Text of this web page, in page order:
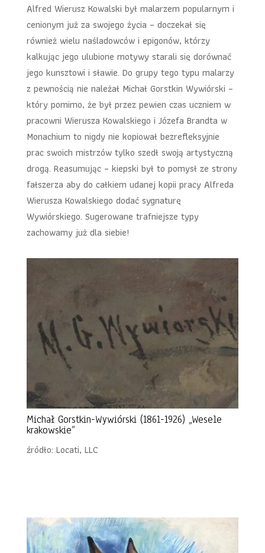
Alfred Wierusz Kowalski był malarzem popularnym i
cenionym już za swojego życia – doczekał się
również wielu naśladowców i epigonów, którzy
kalkując jego ulubione motywy starali się dorównać
jego kunsztowi i sławie. Do grupy tego typu malarzy
z pewnością nie należał Michał Gorstkin Wywiórski –
który pomimo, że był przez pewien czas uczniem w
pracowni Wierusza Kowalskiego i Józefa Brandta w
Monachium to nigdy nie kopiował bezrefleksyjnie
prac swoich mistrzów tylko szedł swoją artystyczną
drogą. Reasumując – kiepski był to pomysł ze strony
fałszerza aby do całkiem udanej kopii pracy Alfreda
Wierusza Kowalskiego dodać sygnaturę
Wywiórskiego. Sugerowane trafniejsze typy
zachowamy już dla siebie!
Michał Gorstkin-Wywiórski (1861-1926) „Wesele
krakowskie”
źródło: Locati, LLC